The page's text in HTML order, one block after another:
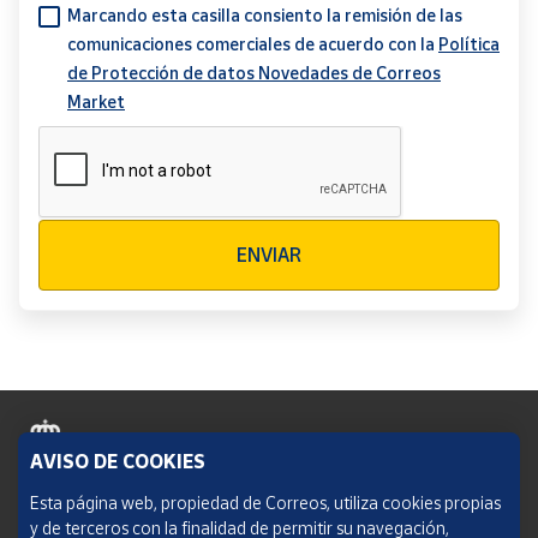
Marcando esta casilla consiento la remisión de las
comunicaciones comerciales de acuerdo con la Política
de Protección de datos Novedades de Correos
Market
ENVIAR
Política de cookies
AVISO DE COOKIES
Esta página web, propiedad de Correos, utiliza cookies propias
y de terceros con la finalidad de permitir su navegación,